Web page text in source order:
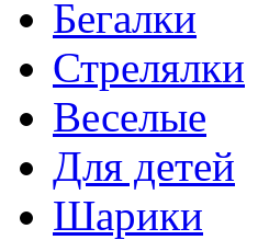
Бегалки
Стрелялки
Веселые
Для детей
Шарики